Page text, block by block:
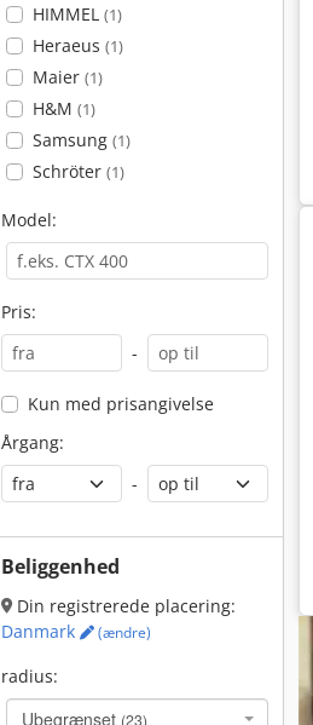
HIMMEL (1)
Heraeus (1)
Maier (1)
H&M (1)
Samsung (1)
Schröter (1)
Model:
Pris:
-
Kun med prisangivelse
Årgang:
-
Beliggenhed
Din registrerede placering:
Danmark
(ændre)
radius:
Ubegrænset (23)